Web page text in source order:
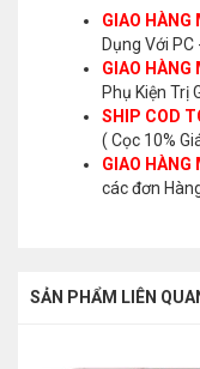
GIAO HÀNG
Dụng Với
GIAO HÀNG
Phụ Kiện Trị
SHIP COD
( Cọc 10%
GIAO HÀNG
các đơn
SẢN PHẨM LIÊN